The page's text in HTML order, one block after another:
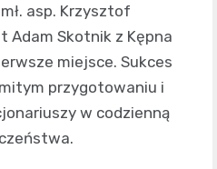
asp. Krzysztof
Adam Skotnik z Kępna
miejsce. Sukces
przygotowaniu i
w codzienną